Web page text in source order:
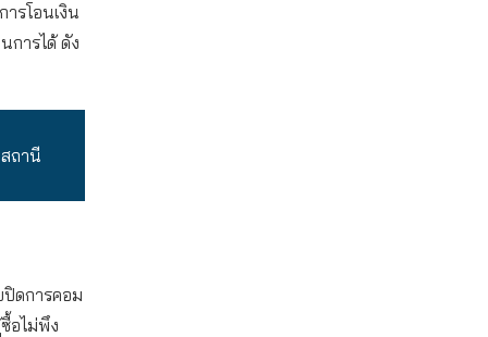
รโอนเงิน
การได้ ดัง
ถานี
ปิดการคอม
อไม่พึง